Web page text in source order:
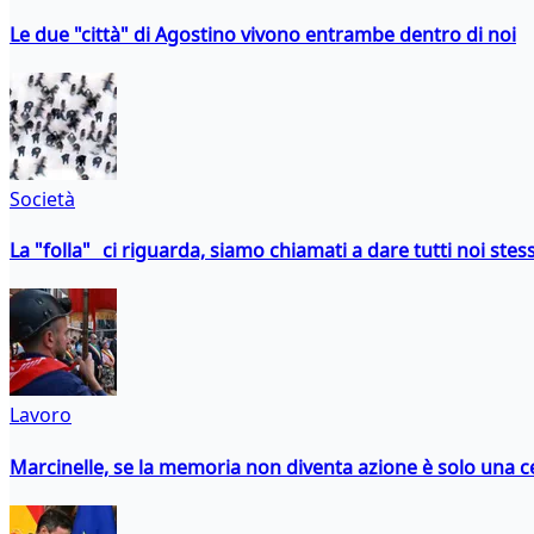
Le due "città" di Agostino vivono entrambe dentro di noi
Società
La "folla" ci riguarda, siamo chiamati a dare tutti noi
Lavoro
Marcinelle, se la memoria non diventa azione è solo una